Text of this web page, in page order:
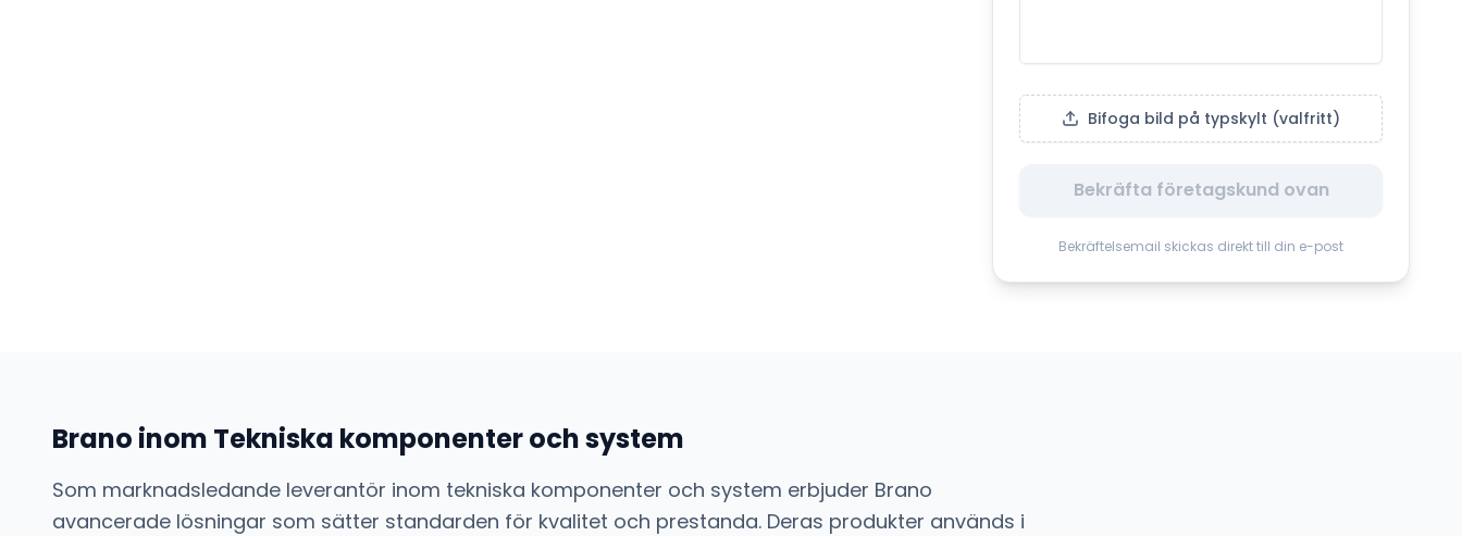
Bifoga bild på typskylt (valfritt)
Bekräfta företagskund ovan
Bekräftelsemail skickas direkt till din e-post
Brano inom Tekniska komponenter och system
Som marknadsledande leverantör inom tekniska komponenter och system erbjuder Brano
avancerade lösningar som sätter standarden för kvalitet och prestanda. Deras produkter används i